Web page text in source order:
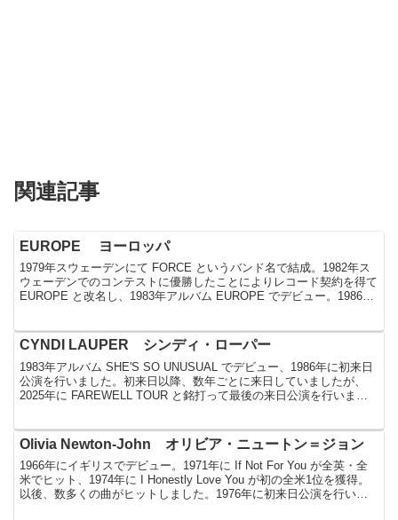
関連記事
EUROPE ヨーロッパ
1979年スウェーデンにて FORCE というバンド名で結成。1982年ス
ウェーデンでのコンテストに優勝したことによりレコード契約を得て
EUROPE と改名し、1983年アルバム EUROPE でデビュー。1986年
CYNDI LAUPER シンディ・ローパー
1983年アルバム SHE'S SO UNUSUAL でデビュー、1986年に初来日
公演を行いました。初来日以降、数年ごとに来日していましたが、
2025年に FAREWELL TOUR と銘打って最後の来日公演を行いまし
Olivia Newton-John オリビア・ニュートン＝ジョン
1966年にイギリスでデビュー。1971年に If Not For You が全英・全
米でヒット、1974年に I Honestly Love You が初の全米1位を獲得。
以後、数多くの曲がヒットしました。1976年に初来日公演を行い、